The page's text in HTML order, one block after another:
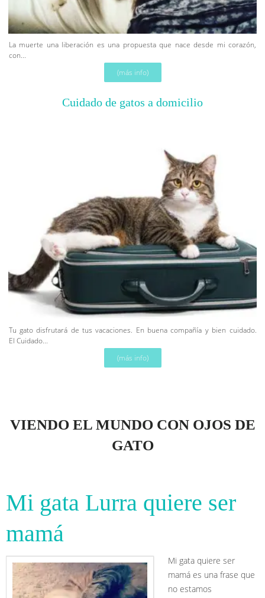
La muerte una liberación es una propuesta que nace desde mi corazón,
con...
(más info)
Cuidado de gatos a domicilio
Tu gato disfrutará de tus vacaciones. En buena compañía y bien cuidado.
El Cuidado...
(más info)
VIENDO EL MUNDO CON OJOS DE
GATO
Mi gata Lurra quiere ser
mamá
Mi gata quiere ser
mamá es una frase que
no estamos